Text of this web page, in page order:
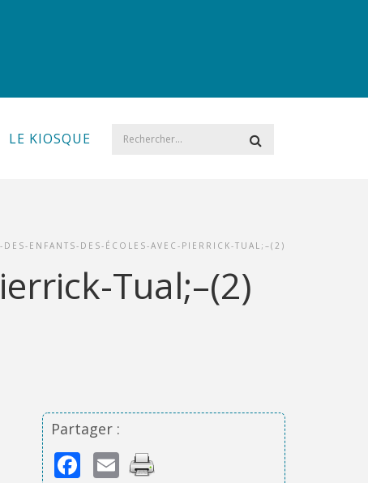
LE KIOSQUE
DES-ENFANTS-DES-ÉCOLES-AVEC-PIERRICK-TUAL;–(2)
Tual;–(2)
Partager :
Facebook
Email